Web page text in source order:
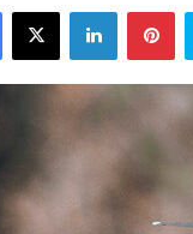
Facebook
X LinkedIn